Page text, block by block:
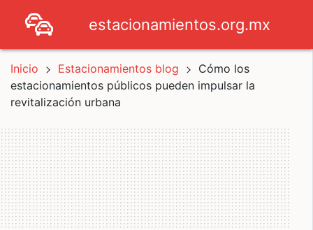
estacionamientos.org.mx
Inicio Estacionamientos blog
Cómo los
estacionamientos públicos pueden impulsar la
revitalización urbana